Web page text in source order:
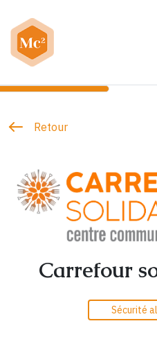
Retour
Carrefour
Sécurité